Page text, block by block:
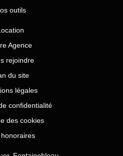
outils
Agence
rejoindre
du site
légales
confidentialité
des cookies
honoraires